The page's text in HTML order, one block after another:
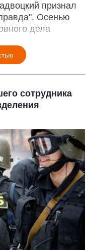
признал
Осенью
дела
сотрудника